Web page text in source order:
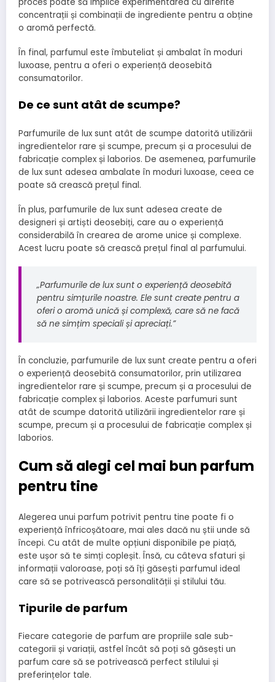
concentrații și combinații de ingrediente pentru a obține
o aromă perfectă.
În final, parfumul este îmbuteliat și ambalat în moduri
luxoase, pentru a oferi o experiență deosebită
consumatorilor.
De ce sunt atât de scumpe?
Parfumurile de lux sunt atât de scumpe datorită utilizării
ingredientelor rare și scumpe, precum și a procesului de
fabricație complex și laborios. De asemenea, parfumurile
de lux sunt adesea ambalate în moduri luxoase, ceea ce
poate să crească prețul final.
În plus, parfumurile de lux sunt adesea create de
designeri și artiști deosebiți, care au o experiență
considerabilă în crearea de arome unice și complexe.
Acest lucru poate să crească prețul final al parfumului.
„Parfumurile de lux sunt o experiență deosebită
pentru simțurile noastre. Ele sunt create pentru a
oferi o aromă unică și complexă, care să ne facă
să ne simțim speciali și apreciați.”
În concluzie, parfumurile de lux sunt create pentru a oferi
o experiență deosebită consumatorilor, prin utilizarea
ingredientelor rare și scumpe, precum și a procesului de
fabricație complex și laborios. Aceste parfumuri sunt
atât de scumpe datorită utilizării ingredientelor rare și
scumpe, precum și a procesului de fabricație complex și
laborios.
Cum să alegi cel mai bun parfum
pentru tine
Alegerea unui parfum potrivit pentru tine poate fi o
experiență înfricoșătoare, mai ales dacă nu știi unde să
începi. Cu atât de multe opțiuni disponibile pe piață,
este ușor să te simți copleșit. Însă, cu câteva sfaturi și
informații valoroase, poți să îți găsești parfumul ideal
care să se potrivească personalității și stilului tău.
Tipurile de parfum
Fiecare categorie de parfum are propriile sale sub-
categorii și variații, astfel încât să poți să găsești un
parfum care să se potrivească perfect stilului și
preferințelor tale.